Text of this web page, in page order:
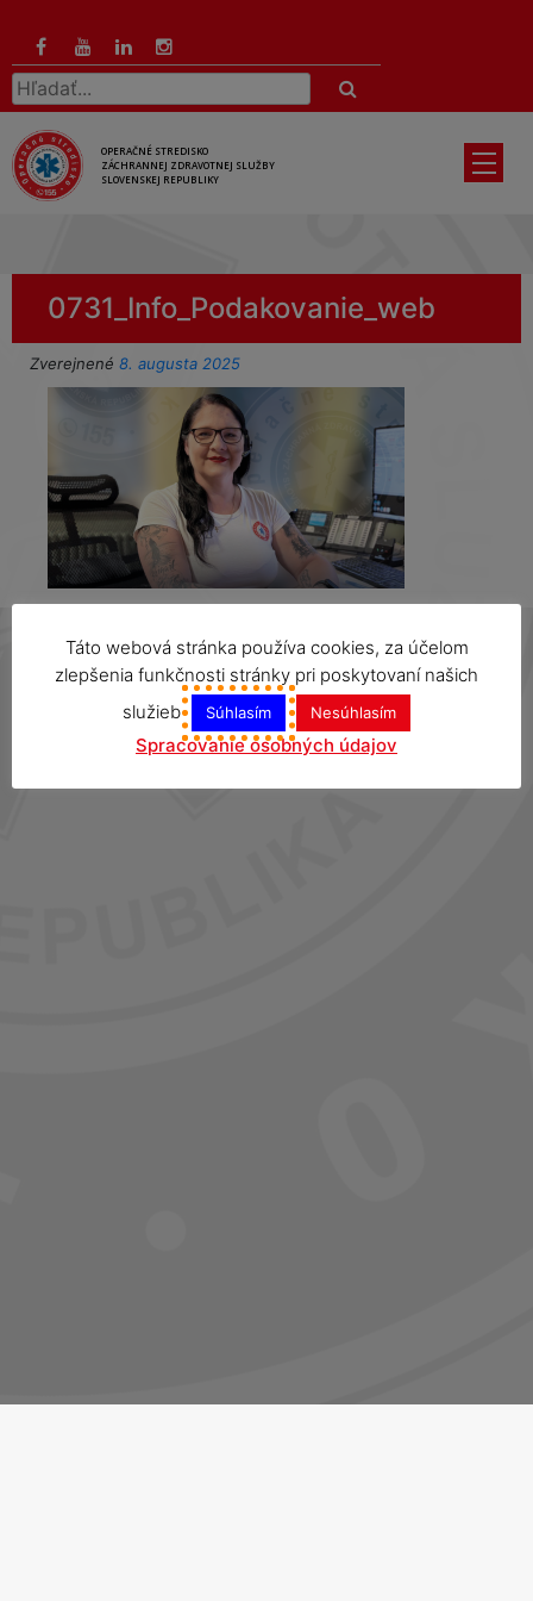
hlavný
obsah
Hľadať:
OPERAČNÉ STREDISKO
ZÁCHRANNEJ ZDRAVOTNEJ SLUŽBY
SLOVENSKEJ REPUBLIKY
0731_Info_Podakovanie_web
Zverejnené 8. augusta 2025
Táto webová stránka používa cookies, za účelom
zlepšenia funkčnosti stránky pri poskytovaní našich
služieb
Súhlasím Nesúhlasím
Spracovanie osobných údajov